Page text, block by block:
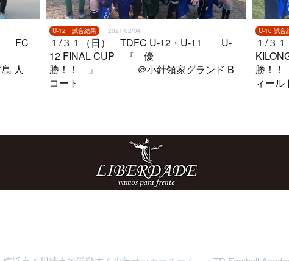
FC
人
U-12 試合結果 2021/02/04
１/３１（日） TDFC U-12・U-11 U-
12 FINAL CUP 『 優
勝！！ 』 ＠小針領家グランド B
コート
U-10 試合
１/３
勝！
ィール